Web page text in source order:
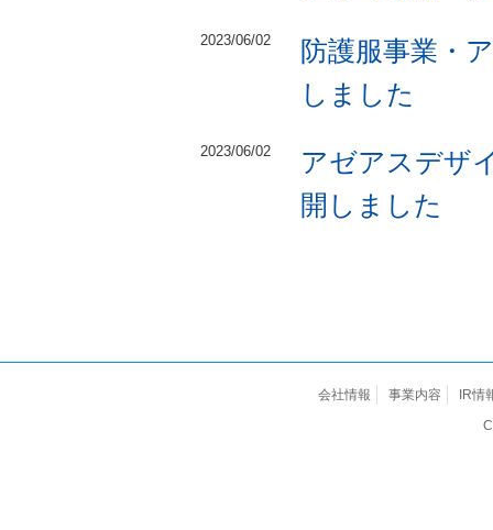
2023/06/02
防護服事業・
しました
2023/06/02
アゼアスデザ
開しました
会社情報 事業内容
IR情